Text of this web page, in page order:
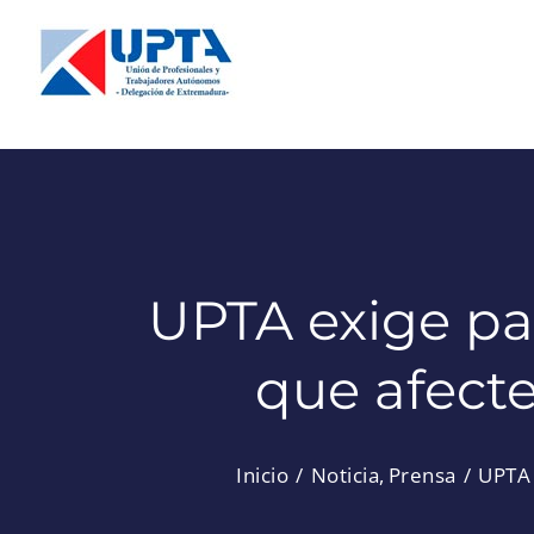
contenido
UPTA exige
que
Inicio Noticia Prensa